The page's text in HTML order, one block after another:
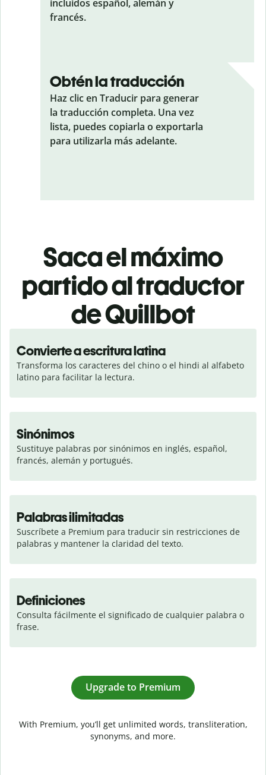
incluidos español, alemán y
francés.
Obtén la traducción
Haz clic en Traducir para generar
la traducción completa. Una vez
lista, puedes copiarla o exportarla
para utilizarla más adelante.
Saca el máximo
partido al traductor
de Quillbot
Convierte a escritura latina
Transforma los caracteres del chino o el hindi al alfabeto
latino para facilitar la lectura.
Sinónimos
Sustituye palabras por sinónimos en inglés, español,
francés, alemán y portugués.
Palabras ilimitadas
Suscríbete a Premium para traducir sin restricciones de
palabras y mantener la claridad del texto.
Definiciones
Consulta fácilmente el significado de cualquier palabra o
frase.
Upgrade to Premium
With Premium, you’ll get unlimited words, transliteration,
synonyms, and more.